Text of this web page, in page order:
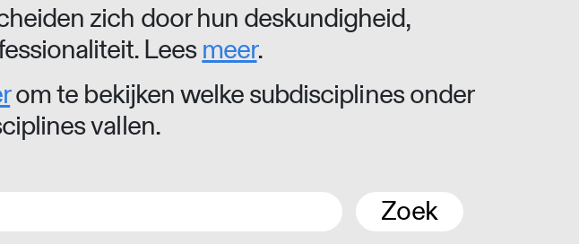
zich door hun deskundigheid,
Leesmeer.
om te bekijken welke subdisciplines onder
vallen.
Zoek